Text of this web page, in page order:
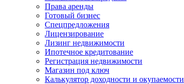
Права аренды
Готовый бизнес
Спецпредложения
Лицензирование
Лизинг недвижимости
Ипотечное кредитование
Регистрация недвижимости
Магазин под ключ
Калькулятор доходности и окупаемости